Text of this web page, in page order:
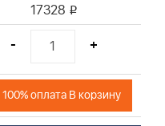
17328 i
- +
оплата В корзину